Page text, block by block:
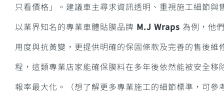
只看價格」。 建議車主尋求資訊透明、重視施工細節與
以業界知名的專業車體貼膜品牌 M.J Wraps 為例，他
用度與抗黃變，更提供明確的保固條款及完善的售後維
程，這類專業店家能確保膜料在多年後依然能被安全
報率最大化。（想了解更多專業施工的細節標準，可